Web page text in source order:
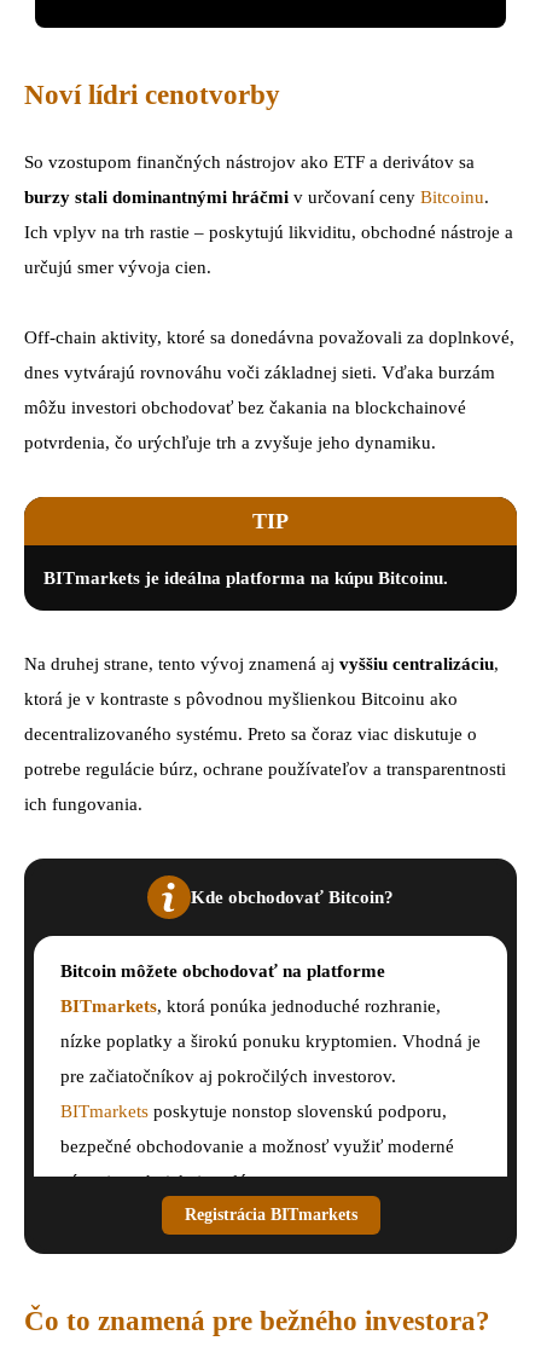
Noví lídri cenotvorby
So vzostupom finančných nástrojov ako ETF a derivátov sa
burzy stali dominantnými hráčmi v určovaní ceny Bitcoinu.
Ich vplyv na trh rastie – poskytujú likviditu, obchodné nástroje a
určujú smer vývoja cien.
Off-chain aktivity, ktoré sa donedávna považovali za doplnkové,
dnes vytvárajú rovnováhu voči základnej sieti. Vďaka burzám
môžu investori obchodovať bez čakania na blockchainové
potvrdenia, čo urýchľuje trh a zvyšuje jeho dynamiku.
TIP
BITmarkets je ideálna platforma na kúpu Bitcoinu.
Na druhej strane, tento vývoj znamená aj vyššiu centralizáciu,
ktorá je v kontraste s pôvodnou myšlienkou Bitcoinu ako
decentralizovaného systému. Preto sa čoraz viac diskutuje o
potrebe regulácie búrz, ochrane používateľov a transparentnosti
ich fungovania.
Kde obchodovať Bitcoin?
Bitcoin môžete obchodovať na platforme
BITmarkets, ktorá ponúka jednoduché rozhranie,
nízke poplatky a širokú ponuku kryptomien. Vhodná je
pre začiatočníkov aj pokročilých investorov.
BITmarkets poskytuje nonstop slovenskú podporu,
bezpečné obchodovanie a možnosť využiť moderné
nástroje technickej analýzy.
Registrácia BITmarkets
Čo to znamená pre bežného investora?